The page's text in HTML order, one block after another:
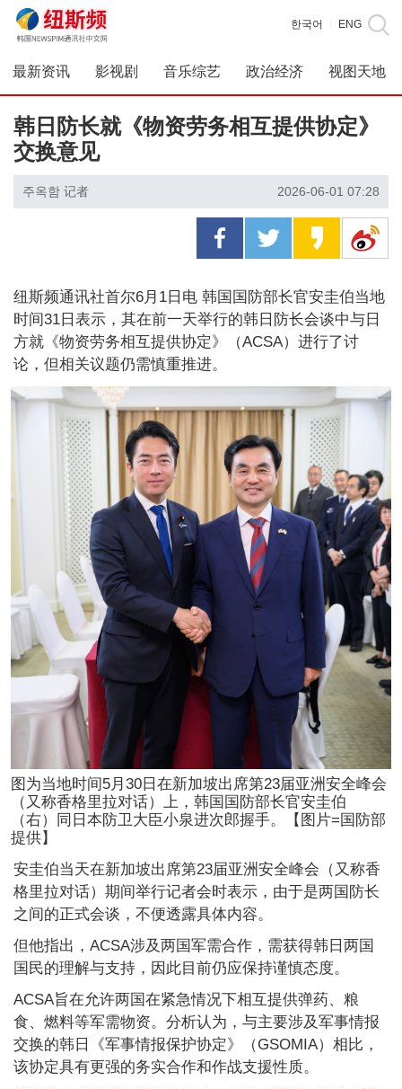
한국어 ENG
最新资讯 影视剧 音乐综艺 政治经济 视图天地
韩日防长就《物资劳务相互提供协定》
交换意见
주옥함 记者 2026-06-01 07:28
纽斯频通讯社首尔6月1日电 韩国国防部长官安圭伯当地
时间31日表示，其在前一天举行的韩日防长会谈中与日
方就《物资劳务相互提供协定》（ACSA）进行了讨
论，但相关议题仍需慎重推进。
图为当地时间5月30日在新加坡出席第23届亚洲安全峰会
（又称香格里拉对话）上，韩国国防部长官安圭伯
（右）同日本防卫大臣小泉进次郎握手。【图片=国防部
提供】
安圭伯当天在新加坡出席第23届亚洲安全峰会（又称香
格里拉对话）期间举行记者会时表示，由于是两国防长
之间的正式会谈，不便透露具体内容。
但他指出，ACSA涉及两国军需合作，需获得韩日两国
国民的理解与支持，因此目前仍应保持谨慎态度。
ACSA旨在允许两国在紧急情况下相互提供弹药、粮
食、燃料等军需物资。分析认为，与主要涉及军事情报
交换的韩日《军事情报保护协定》（GSOMIA）相比，
该协定具有更强的务实合作和作战支援性质。